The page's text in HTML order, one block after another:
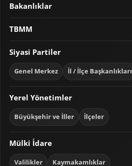
Bakanlıklar
TBMM
Siyasi Partiler
Genel Merkez İl / İlçe Başkanlıkları
Yerel Yönetimler
Büyükşehir ve İller İlçeler
Mülki İdare
Valilikler Kaymakamlıklar